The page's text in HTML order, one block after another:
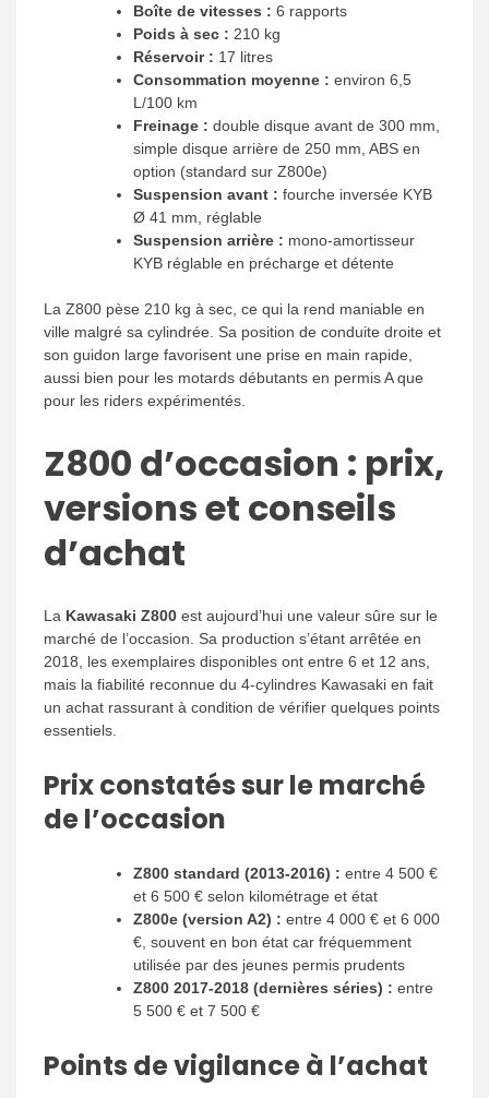
Boîte de vitesses : 6 rapports
Poids à sec : 210 kg
Réservoir : 17 litres
Consommation moyenne : environ 6,5
L/100 km
Freinage : double disque avant de 300 mm,
simple disque arrière de 250 mm, ABS en
option (standard sur Z800e)
Suspension avant : fourche inversée KYB
Ø 41 mm, réglable
Suspension arrière : mono-amortisseur
KYB réglable en précharge et détente
La Z800 pèse 210 kg à sec, ce qui la rend maniable en
ville malgré sa cylindrée. Sa position de conduite droite et
son guidon large favorisent une prise en main rapide,
aussi bien pour les motards débutants en permis A que
pour les riders expérimentés.
Z800 d’occasion : prix,
versions et conseils
d’achat
La Kawasaki Z800 est aujourd’hui une valeur sûre sur le
marché de l’occasion. Sa production s’étant arrêtée en
2018, les exemplaires disponibles ont entre 6 et 12 ans,
mais la fiabilité reconnue du 4-cylindres Kawasaki en fait
un achat rassurant à condition de vérifier quelques points
essentiels.
Prix constatés sur le marché
de l’occasion
Z800 standard (2013-2016) : entre 4 500 €
et 6 500 € selon kilométrage et état
Z800e (version A2) : entre 4 000 € et 6 000
€, souvent en bon état car fréquemment
utilisée par des jeunes permis prudents
Z800 2017-2018 (dernières séries) : entre
5 500 € et 7 500 €
Points de vigilance à l’achat